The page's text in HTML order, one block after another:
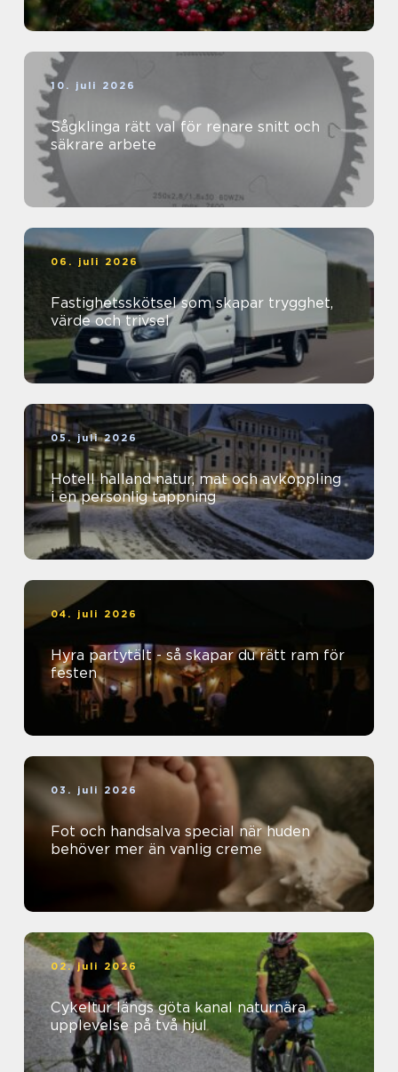
10. juli 2026
Sågklinga rätt val för renare snitt och
säkrare arbete
06. juli 2026
Fastighetsskötsel som skapar trygghet,
värde och trivsel
05. juli 2026
Hotell halland natur, mat och avkoppling
i en personlig tappning
04. juli 2026
Hyra partytält - så skapar du rätt ram för
festen
03. juli 2026
Fot och handsalva special när huden
behöver mer än vanlig creme
02. juli 2026
Cykeltur längs göta kanal naturnära
upplevelse på två hjul